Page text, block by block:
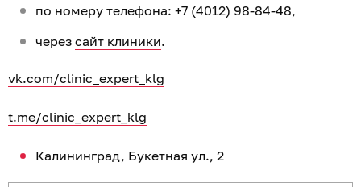
по номеру телефона: +7 (4012) 98-84-48,
через сайт клиники.
vk.com/clinic_expert_klg
t.me/clinic_expert_klg
Калининград, Букетная ул., 2